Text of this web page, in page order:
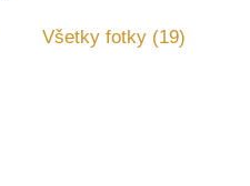
Všetky fotky (19)